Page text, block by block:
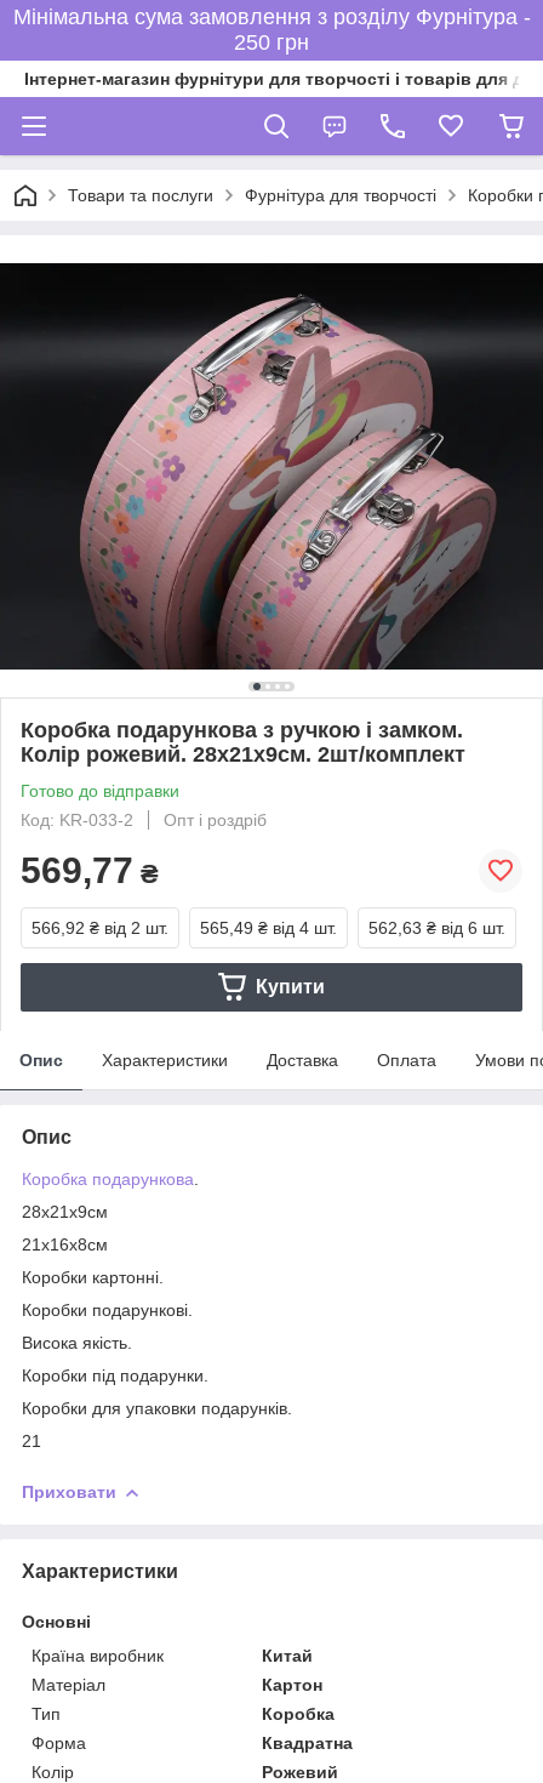
Мінімальна сума замовлення з розділу Фурнітура -
250 грн
Інтернет-магазин фурнітури для творчості і товарів для
Товари та послуги Фурнітура для творчості Коробки
Коробка подарункова з ручкою і замком.
Колір рожевий. 28х21х9см. 2шт/комплект
Готово до відправки
Код: KR-033-2
Опт і роздріб
569,77 ₴
566,92 ₴ від 2 шт. 565,49 ₴ від 4 шт. 562,63 ₴ від 6 шт.
Купити
Опис Характеристики Доставка Оплата Умови
Опис
Коробка подарункова
28х21х9см
21х16х8см
Коробки картонні.
Коробки подарункові.
Висока якість.
Коробки під подарунки.
Коробки для упаковки подарунків.
21
Приховати
Характеристики
Основні
Країна виробник
Китай
Матеріал
Картон
Тип
Коробка
Форма
Квадратна
Колір
Рожевий